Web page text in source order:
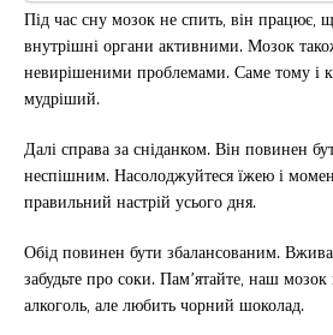
Під час сну мозок не спить, він працює,
внутрішні органи активними. Мозок
невирішеними проблемами. Саме тому і
мудріший.
Далі справа за сніданком. Він повинен
неспішним. Насолоджуйтеся їжею і
правильний настрій усього дня.
Обід повинен бути збалансованим.
забудьте про соки. Пам’ятайте, наш
алкоголь, але любить чорний шоколад.